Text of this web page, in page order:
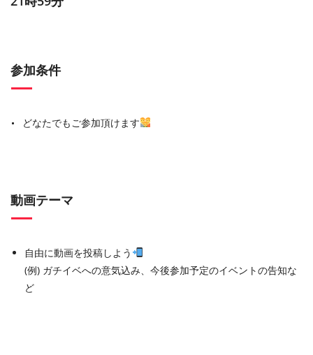
参加条件
どなたでもご参加頂けます
動画テーマ
自由に動画を投稿しよう
(例) ガチイベへの意気込み、今後参加予定のイベントの告知な
ど